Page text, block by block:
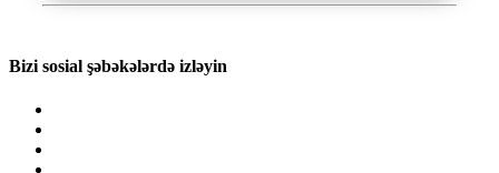
Bizi sosial şəbəkələrdə izləyin